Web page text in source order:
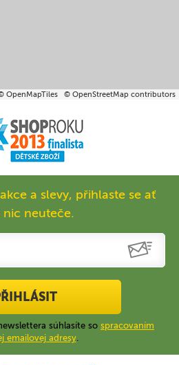
OpenMapTiles © OpenStreetMap contributors
a slevy, přihlaste se ať
nic neuteče.
súhlasíte so spracovaním
emailovej adresy.